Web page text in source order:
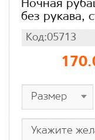
Ночная
без рукава,
Код:05713